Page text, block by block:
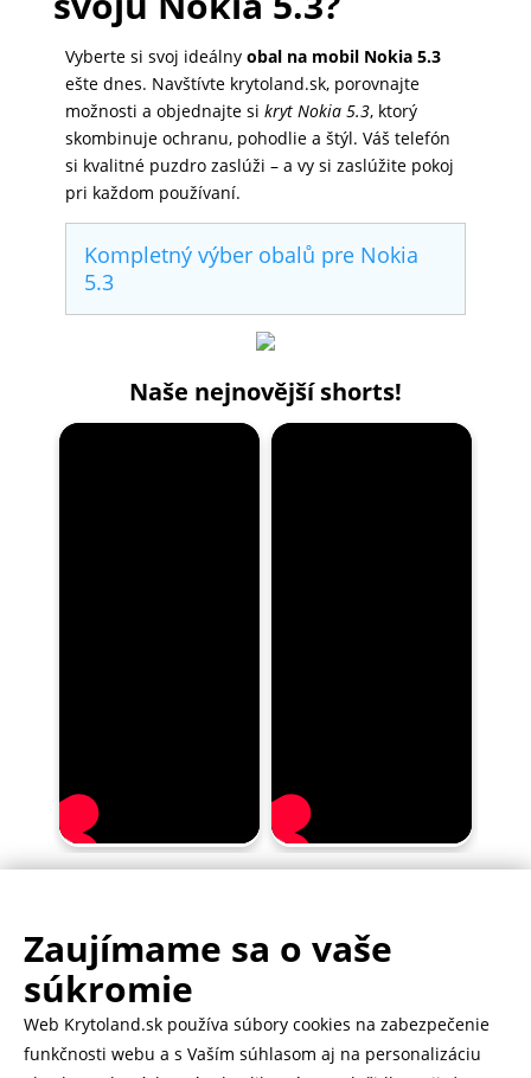
Vyberte si svoj ideálny obal na mobil Nokia 5.3
ešte dnes. Navštívte krytoland.sk, porovnajte
možnosti a objednajte si kryt Nokia 5.3, ktorý
skombinuje ochranu, pohodlie a štýl. Váš telefón
si kvalitné puzdro zaslúži – a vy si zaslúžite pokoj
pri každom používaní.
Kompletný výber obalů pre Nokia
5.3
Naše nejnovější shorts!
.
Rychlé doručenie 1-2 dní
Zaujímame sa o vaše
súkromie
Web Krytoland.sk používa súbory cookies na zabezpečenie
funkčnosti webu a s Vaším súhlasom aj na personalizáciu